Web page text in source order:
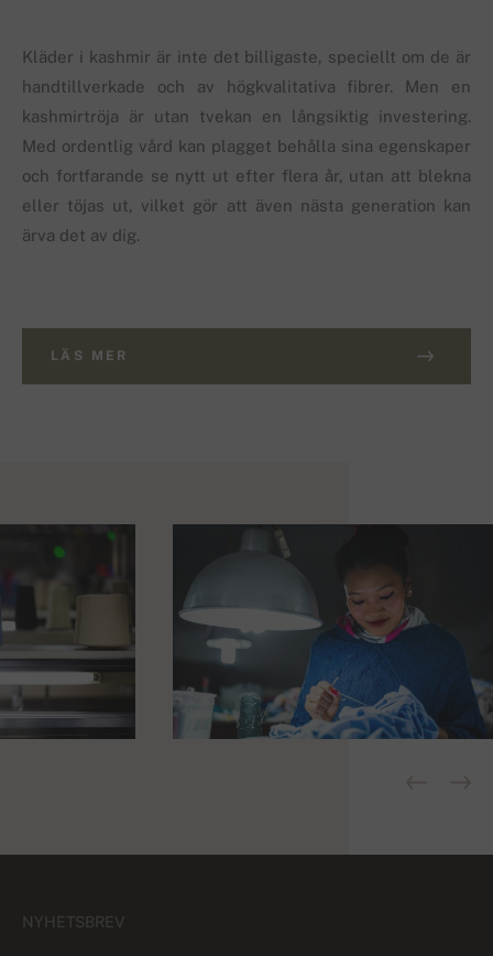
Kläder i kashmir är inte det billigaste, speciellt om de är
handtillverkade och av högkvalitativa fibrer. Men en
kashmirtröja är utan tvekan en långsiktig investering.
Med ordentlig vård kan plagget behålla sina egenskaper
och fortfarande se nytt ut efter flera år, utan att blekna
eller töjas ut, vilket gör att även nästa generation kan
ärva det av dig.
LÄS MER
NYHETSBREV